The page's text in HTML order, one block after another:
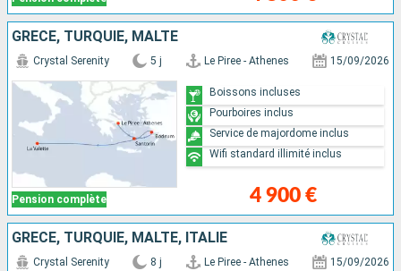
GRÈCE, TURQUIE, MALTE
Pension complète
Crystal Serenity 5 j Le Piree - Athenes 15/09/2026
4 900 €
Boissons incluses
Pourboires inclus
Service de majordome inclus
Wifi standard illimité inclus
GRÈCE, TURQUIE, MALTE, ITALIE
Crystal Serenity 8 j Le Piree - Athenes 15/09/2026